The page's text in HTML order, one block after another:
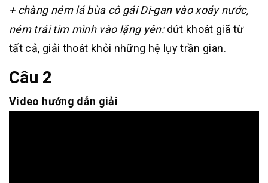
+ chàng ném lá bùa cô gái Di-gan vào xoáy nước,
ném trái tim mình vào lặng yên:dứt khoát giã từ
tất cả, giải thoát khỏi những hệ lụy trần gian.
Câu 2
Video hướng dẫn giải